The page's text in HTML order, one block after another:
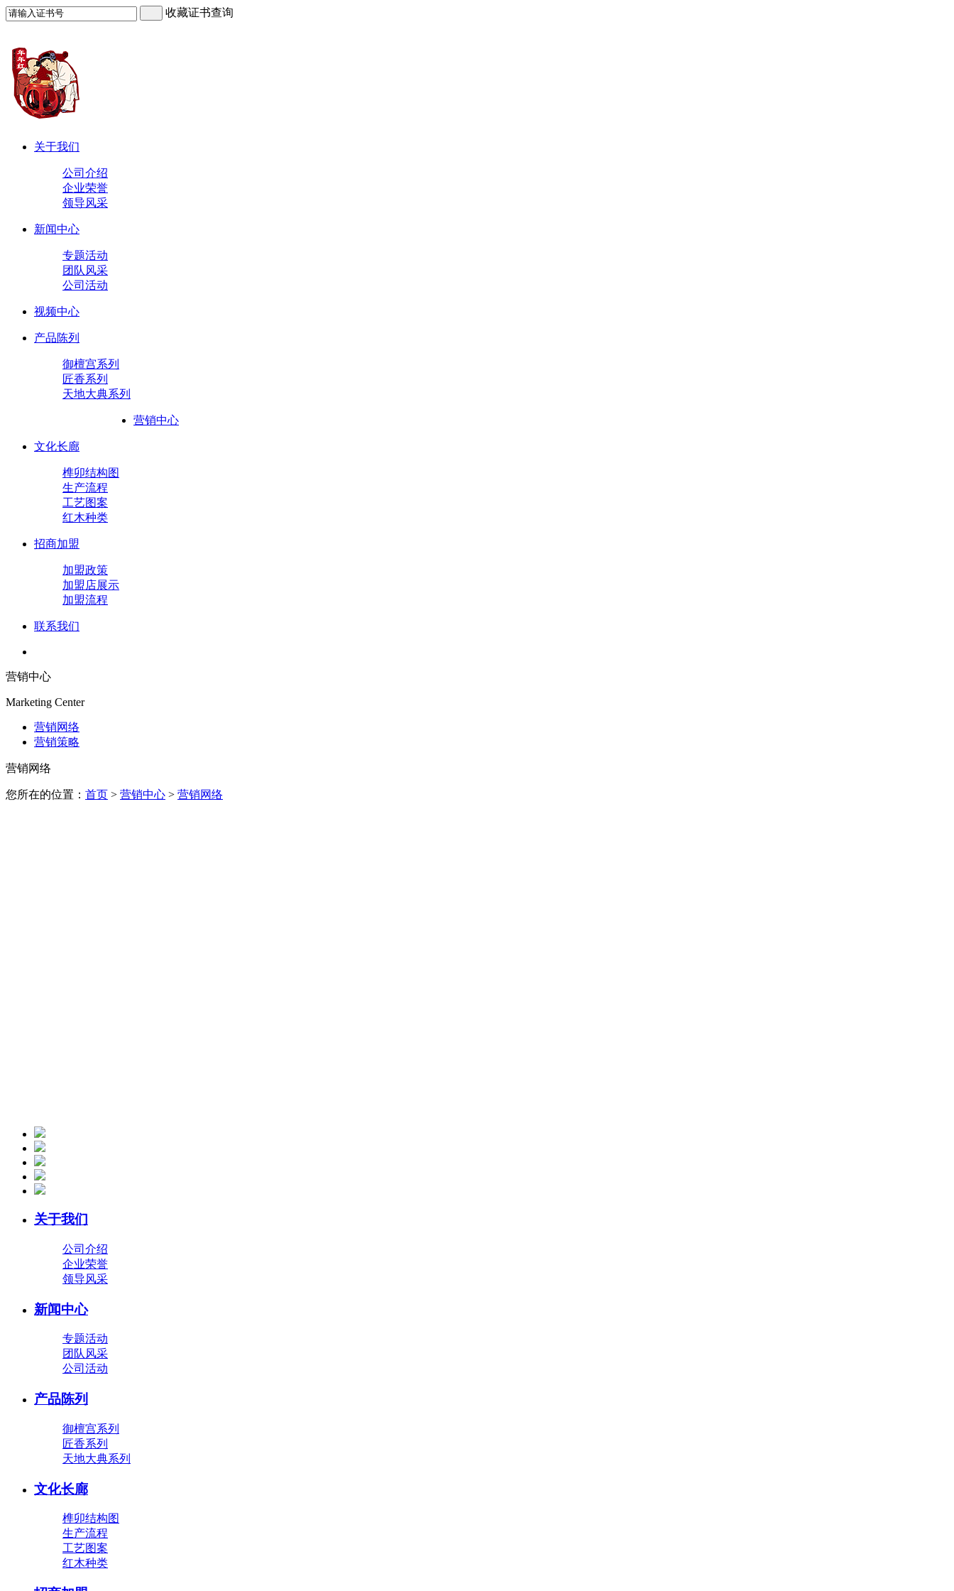
收藏证书查询
关于我们
公司介绍
企业荣誉
领导风采
新闻中心
专题活动
团队风采
公司活动
视频中心
产品陈列
御檀宫系列
匠香系列
天地大典系列
营销中心
文化长廊
榫卯结构图
生产流程
工艺图案
红木种类
招商加盟
加盟政策
加盟店展示
加盟流程
联系我们
营销中心
Marketing Center
营销网络
营销策略
营销网络
您所在的位置： 首页 > 营销中心 > 营销网络
关于我们
公司介绍
企业荣誉
领导风采
新闻中心
专题活动
团队风采
公司活动
产品陈列
御檀宫系列
匠香系列
天地大典系列
文化长廊
榫卯结构图
生产流程
工艺图案
红木种类